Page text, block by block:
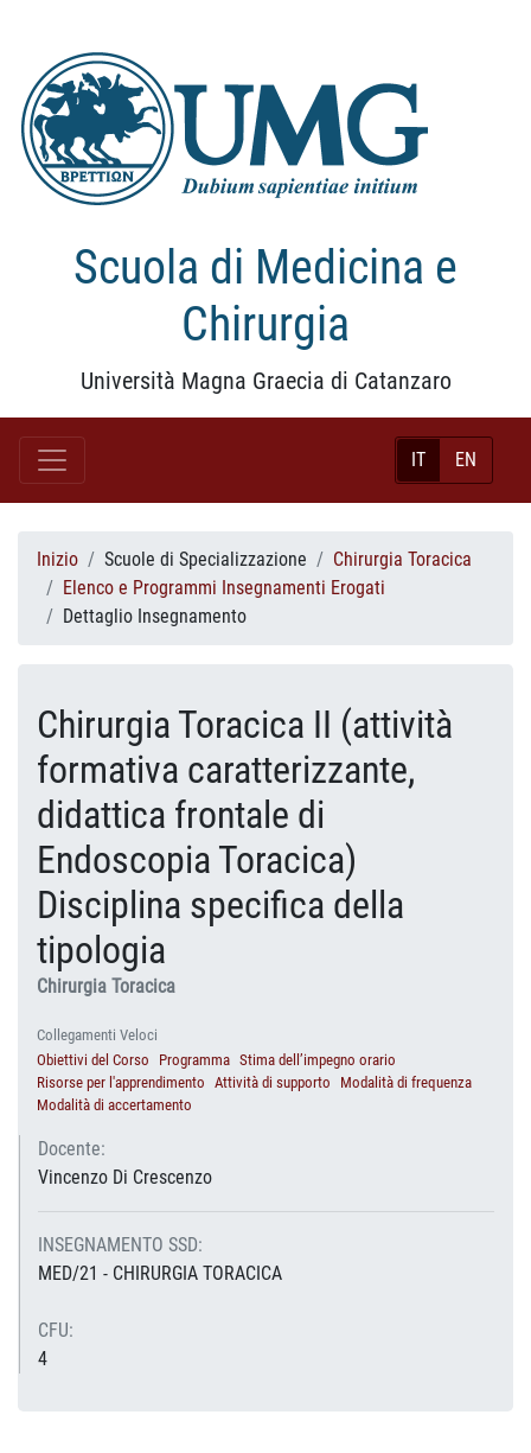
Scuola di Medicina e
Chirurgia
Università Magna Graecia di Catanzaro
IT EN
Inizio Scuole di Specializzazione
Chirurgia Toracica
Elenco e Programmi Insegnamenti Erogati
Dettaglio Insegnamento
Chirurgia Toracica II (attività
formativa caratterizzante,
didattica frontale di
Endoscopia Toracica)
Disciplina specifica della
tipologia
Chirurgia Toracica
Collegamenti Veloci
Obiettivi del Corso
Programma Stima dell’impegno orario
Risorse per l'apprendimento Attività di supporto
Modalità di frequenza
Modalità di accertamento
Docente:
Vincenzo Di Crescenzo
INSEGNAMENTO SSD:
MED/21 - CHIRURGIA TORACICA
CFU:
4